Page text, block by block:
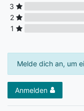
3
2
1
Melde dich an, um
Anmelden